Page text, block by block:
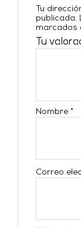
Tu
publicada.
marcados
Tu
Nombre*
Correo